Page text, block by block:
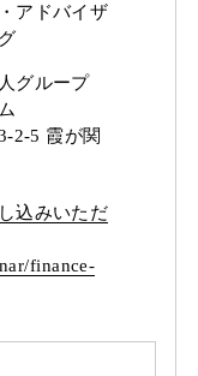
アドバイザ
グループ
2-5 霞が関
込みいただ
finance-